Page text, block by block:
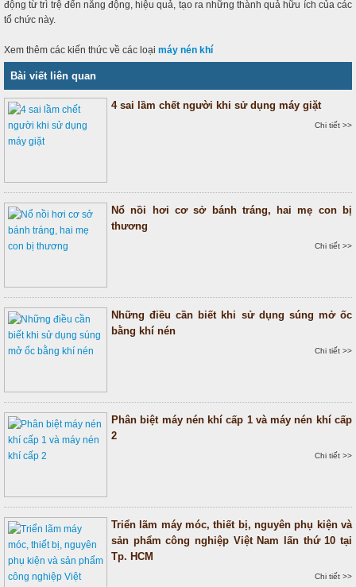
động từ trì trệ đến năng động, hiệu quả, tạo ra những thành quả hữu ích của các
tổ chức này.
Xem thêm các kiến thức về các loại máy nén khí
Bài viết liên quan
4 sai lầm chết người khi sử dụng máy giặt
Chi tiết >>
Nổ nồi hơi cơ sở bánh tráng, hai mẹ con bị
thương
Chi tiết >>
Những điều cần biết khi sử dụng súng mở ốc
bằng khí nén
Chi tiết >>
Phân biệt máy nén khí cấp 1 và máy nén khí cấp
2
Chi tiết >>
Triển lãm máy móc, thiết bị, nguyên phụ kiện và
sản phẩm công nghiệp Việt Nam lấn thứ 10 tại
Tp. HCM
Chi tiết >>